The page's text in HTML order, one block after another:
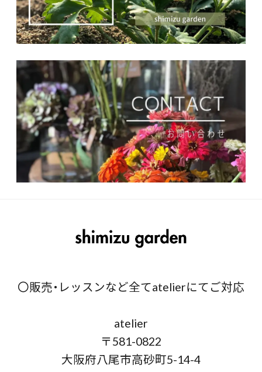
〇販売・レッスンなど全てatelierにてご対応
atelier
〒581-0822
大阪府八尾市高砂町5-14-4